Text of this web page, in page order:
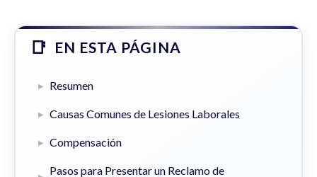
EN ESTA PÁGINA
Resumen
Causas Comunes de Lesiones Laborales
Compensación
Pasos para Presentar un Reclamo de